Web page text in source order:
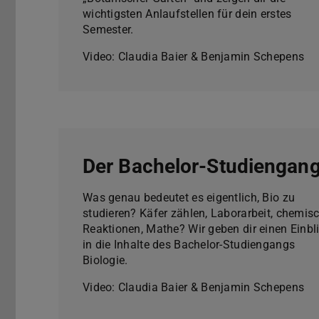
wichtigsten Anlaufstellen für dein erstes
Semester.
Video: Claudia Baier & Benjamin Schepens
Der Bachelor-
Was genau bedeutet es eigentlich, Bio zu
studieren? Käfer zählen, Laborarbeit,
Reaktionen, Mathe? Wir geben dir einen
in die Inhalte des Bachelor-Studiengangs
Biologie.
Video: Claudia Baier & Benjamin Schepens